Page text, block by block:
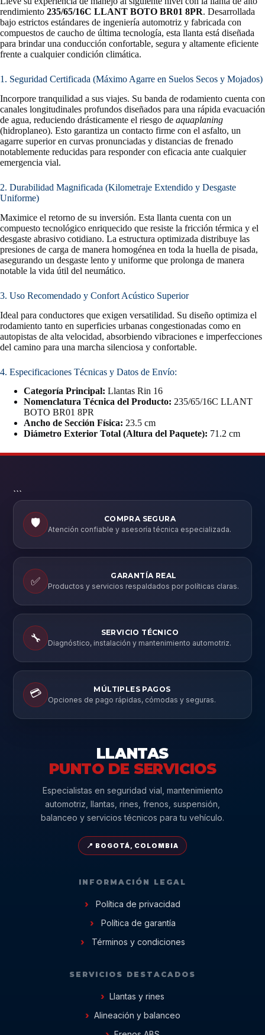
rendimiento 235/65/16C LLANT BOTO BR01 8PR. Desarrollada
bajo estrictos estándares de ingeniería automotriz y fabricada con
compuestos de caucho de última tecnología, esta llanta está diseñada
para brindar una conducción confortable, segura y altamente eficiente
frente a cualquier condición climática.
1. Seguridad Certificada (Máximo Agarre en Suelos Secos y Mojados)
Incorpore tranquilidad a sus viajes. Su banda de rodamiento cuenta con
canales longitudinales profundos diseñados para una rápida evacuación
de agua, reduciendo drásticamente el riesgo de aquaplaning
(hidroplaneo). Esto garantiza un contacto firme con el asfalto, un
agarre superior en curvas pronunciadas y distancias de frenado
notablemente reducidas para responder con eficacia ante cualquier
emergencia vial.
2. Durabilidad Magnificada (Kilometraje Extendido y Desgaste
Uniforme)
Maximice el retorno de su inversión. Esta llanta cuenta con un
compuesto tecnológico enriquecido que resiste la fricción térmica y el
desgaste abrasivo cotidiano. La estructura optimizada distribuye las
presiones de carga de manera homogénea en toda la huella de pisada,
asegurando un desgaste lento y uniforme que prolonga de manera
notable la vida útil del neumático.
3. Uso Recomendado y Confort Acústico Superior
Ideal para conductores que exigen versatilidad. Su diseño optimiza el
rodamiento tanto en superficies urbanas congestionadas como en
autopistas de alta velocidad, absorbiendo vibraciones e imperfecciones
del camino para una marcha silenciosa y confortable.
4. Especificaciones Técnicas y Datos de Envío:
Categoría Principal: Llantas Rin 16
Nomenclatura Técnica del Producto: 235/65/16C LLANT
BOTO BR01 8PR
Ancho de Sección Física: 23.5 cm
Diámetro Exterior Total (Altura del Paquete): 71.2 cm
```
🛡️
COMPRA SEGURA
Atención confiable y asesoría técnica especializada.
✅
GARANTÍA REAL
Productos y servicios respaldados por políticas claras.
🔧
SERVICIO TÉCNICO
Diagnóstico, instalación y mantenimiento automotriz.
💳
MÚLTIPLES PAGOS
Opciones de pago rápidas, cómodas y seguras.
LLANTAS
PUNTO DE SERVICIOS
Especialistas en seguridad vial, mantenimiento
automotriz, llantas, rines, frenos, suspensión,
balanceo y servicios técnicos para tu vehículo.
📍 BOGOTÁ, COLOMBIA
INFORMACIÓN LEGAL
Política de privacidad
Política de garantía
Términos y condiciones
SERVICIOS DESTACADOS
Llantas y rines
Alineación y balanceo